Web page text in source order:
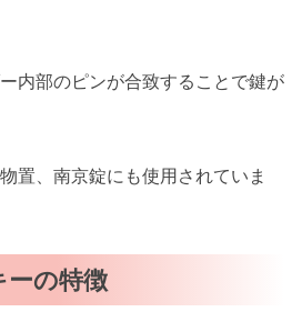
内部のピンが合致することで鍵が
置、南京錠にも使用されていま
の特徴